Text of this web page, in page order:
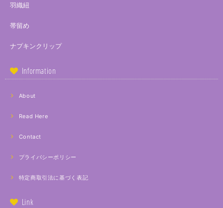
羽織紐
帯留め
ナプキンクリップ
Information
About
Read Here
Contact
プライバシーポリシー
特定商取引法に基づく表記
Link